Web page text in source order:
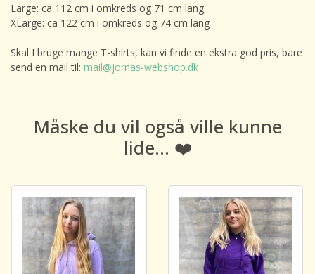
Large: ca 112 cm i omkreds og 71 cm lang
XLarge: ca 122 cm i omkreds og 74 cm lang
Skal I bruge mange T-shirts, kan vi finde en ekstra god pris, bare
send en mail til: mail@jornas-webshop.dk
Måske du vil også ville kunne
lide... ❤️